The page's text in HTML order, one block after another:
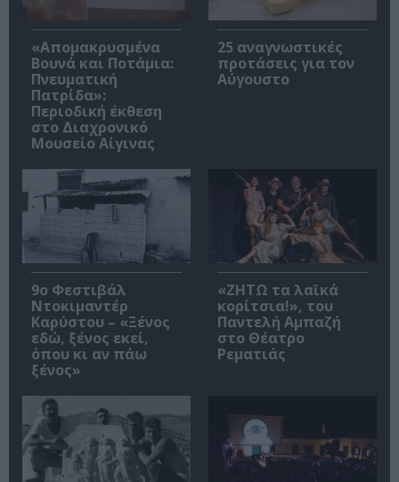
«Απομακρυσμένα
Βουνά και Ποτάμια:
Πνευματική
Πατρίδα»:
Περιοδική έκθεση
στο Διαχρονικό
Μουσείο Αίγινας
25 αναγνωστικές
προτάσεις για τον
Αύγουστο
9ο Φεστιβάλ
Ντοκιμαντέρ
Καρύστου – «Ξένος
εδώ, ξένος εκεί,
όπου κι αν πάω
ξένος»
«ΖΗΤΩ τα λαϊκά
κορίτσια!», του
Παντελή Αμπαζή
στο Θέατρο
Ρεματιάς